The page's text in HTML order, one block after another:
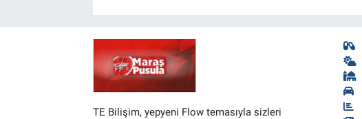
TE Bilişim, yepyeni Flow temasıyla sizleri